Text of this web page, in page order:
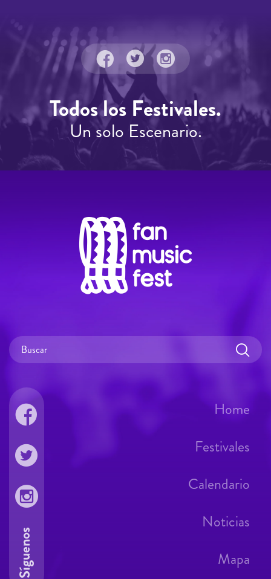
Todos los Festivales.
Un solo Escenario.
Home
Festivales
Calendario
Noticias
Mapa
Síguenos